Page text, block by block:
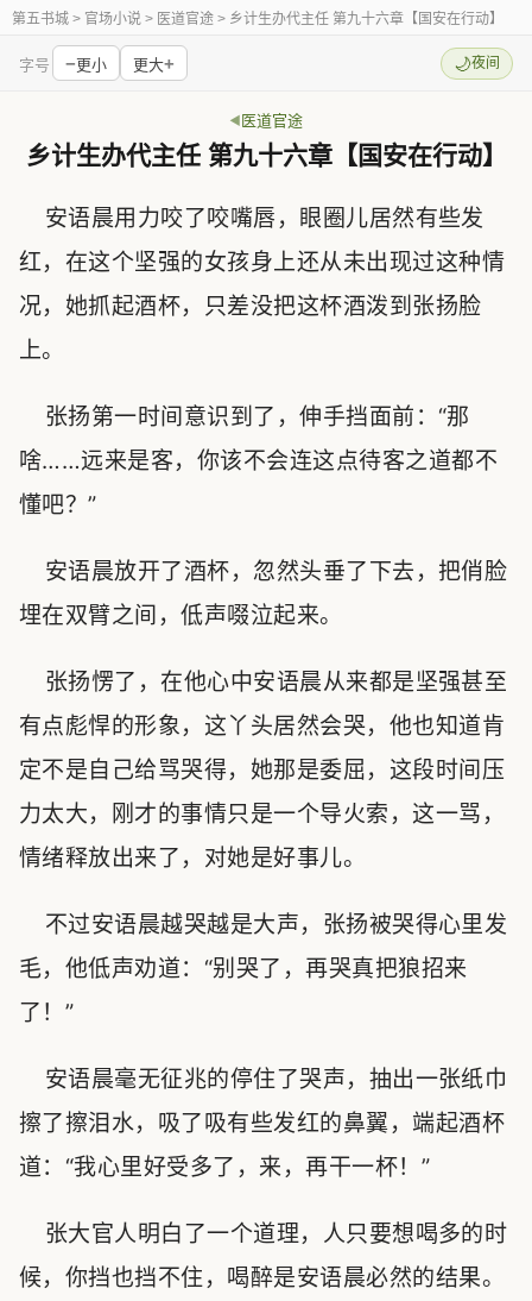
第五书城 > 官场小说 > 医道官途 > 乡计生办代主任 第九十六章【国安在行动】
字号 −更小 更大+ 🌙夜间
医道官途
乡计生办代主任 第九十六章【国安在行动】
安语晨用力咬了咬嘴唇，眼圈儿居然有些发
红，在这个坚强的女孩身上还从未出现过这种情
况，她抓起酒杯，只差没把这杯酒泼到张扬脸
上。
张扬第一时间意识到了，伸手挡面前：“那
啥……远来是客，你该不会连这点待客之道都不
懂吧？”
安语晨放开了酒杯，忽然头垂了下去，把俏脸
埋在双臂之间，低声啜泣起来。
张扬愣了，在他心中安语晨从来都是坚强甚至
有点彪悍的形象，这丫头居然会哭，他也知道肯
定不是自己给骂哭得，她那是委屈，这段时间压
力太大，刚才的事情只是一个导火索，这一骂，
情绪释放出来了，对她是好事儿。
不过安语晨越哭越是大声，张扬被哭得心里发
毛，他低声劝道：“别哭了，再哭真把狼招来
了！”
安语晨毫无征兆的停住了哭声，抽出一张纸巾
擦了擦泪水，吸了吸有些发红的鼻翼，端起酒杯
道：“我心里好受多了，来，再干一杯！”
张大官人明白了一个道理，人只要想喝多的时
候，你挡也挡不住，喝醉是安语晨必然的结果。